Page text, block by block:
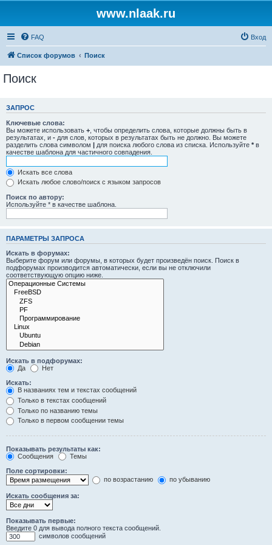
www.nlaak.ru
FAQ Вход
Список форумов Поиск
Поиск
ЗАПРОС
Ключевые слова:
Вы можете использовать + , чтобы определить слова, которые должны быть в
результатах, и - для слов, которых в результатах быть не должно. Вы можете
разделить слова символом | для поиска любого слова из списка. Используйте * в
качестве шаблона для частичного совпадения.
Искать все слова
Искать любое слово/поиск с языком запросов
Поиск по автору:
Используйте * в качестве шаблона.
ПАРАМЕТРЫ ЗАПРОСА
Искать в форумах:
Выберите форум или форумы, в которых будет произведён поиск. Поиск в
подфорумах производится автоматически, если вы не отключили
соответствующую опцию ниже.
Искать в подфорумах:
Да
Нет
Искать:
В названиях тем и текстах сообщений
Только в текстах сообщений
Только по названию темы
Только в первом сообщении темы
Показывать результаты как:
Сообщения
Темы
Поле сортировки:
по возрастанию
по убыванию
Искать сообщения за:
Показывать первые:
Введите 0 для вывода полного текста сообщений.
символов сообщений